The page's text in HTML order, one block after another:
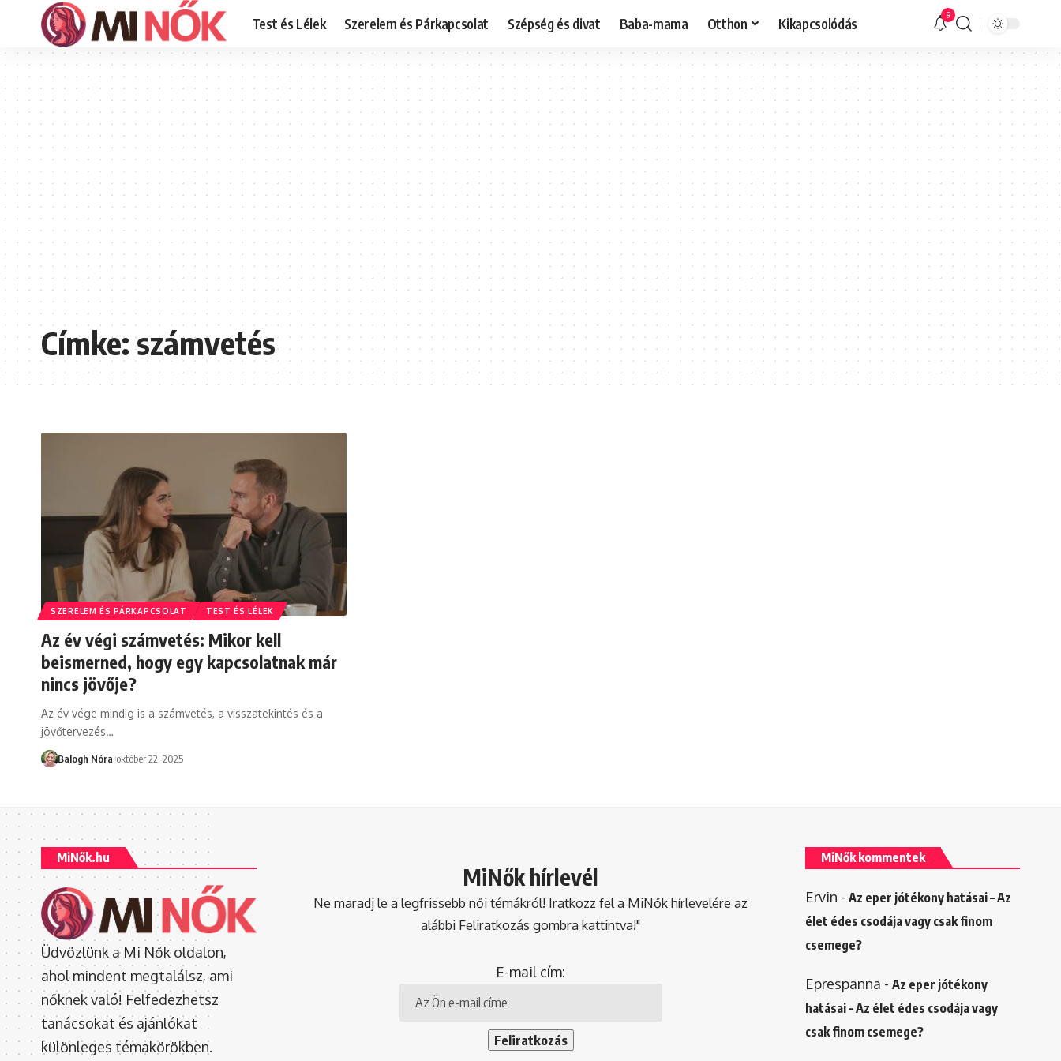
Test és Lélek Szerelem és Párkapcsolat Szépség és divat Baba-mama Otthon Kikapcsolódás 9
Címke:számvetés
SZERELEM ÉS PÁRKAPCSOLAT TEST ÉS LÉLEK
Az év végi számvetés: Mikor kell
beismerned, hogy egy kapcsolatnak már
nincs jövője?
Az év vége mindig is a számvetés, a visszatekintés és a
jövőtervezés…
Balogh Nóra október 22, 2025
MiNők.hu
Üdvözlünk a Mi Nők oldalon,
ahol mindent megtalálsz, ami
nőknek való! Felfedezhetsz
tanácsokat és ajánlókat
különleges témakörökben.
MiNők hírlevél
Ne maradj le a legfrissebb női témákról! Iratkozz fel a MiNők hírlevelére az
alábbi Feliratkozás gombra kattintva!"
E-mail cím:
MiNők kommentek
Ervin - Az eper jótékony hatásai – Az
élet édes csodája vagy csak finom
csemege?
Eprespanna - Az eper jótékony
hatásai – Az élet édes csodája vagy
csak finom csemege?